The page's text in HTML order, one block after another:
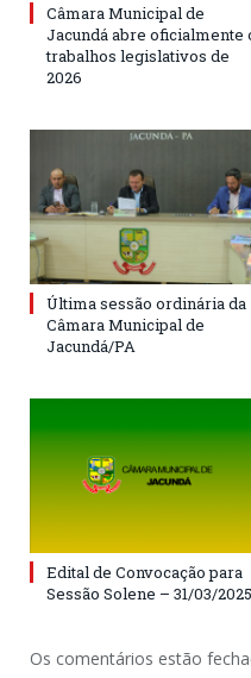
Câmara Municipal de
Jacundá abre oficialmente
trabalhos legislativos de
2026
Última sessão ordinária da
Câmara Municipal de
Jacundá/PA
Edital de Convocação para
Sessão Solene – 31/03/2025
Os comentários estão